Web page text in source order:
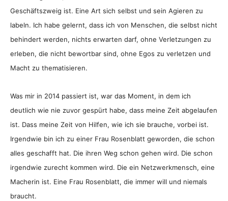
Geschäftszweig ist. Eine Art sich selbst und sein Agieren zu
labeln. Ich habe gelernt, dass ich von Menschen, die selbst nicht
behindert werden, nichts erwarten darf, ohne Verletzungen zu
erleben, die nicht bewortbar sind, ohne Egos zu verletzen und
Macht zu thematisieren.
Was mir in 2014 passiert ist, war das Moment, in dem ich
deutlich wie nie zuvor gespürt habe, dass meine Zeit abgelaufen
ist. Dass meine Zeit von Hilfen, wie ich sie brauche, vorbei ist.
Irgendwie bin ich zu einer Frau Rosenblatt geworden, die schon
alles geschafft hat. Die ihren Weg schon gehen wird. Die schon
irgendwie zurecht kommen wird. Die ein Netzwerkmensch, eine
Macherin ist. Eine Frau Rosenblatt, die immer will und niemals
braucht.